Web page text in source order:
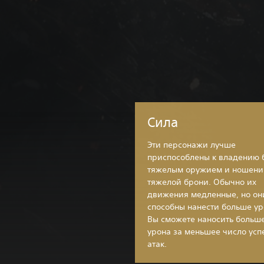
Сила
Эти персонажи лучше
приспособлены к владению
тяжелым оружием и
тяжелой брони. Обычно их
движения медленные, но
способны нанести больше
Вы сможете наносить
урона за меньшее число
атак.